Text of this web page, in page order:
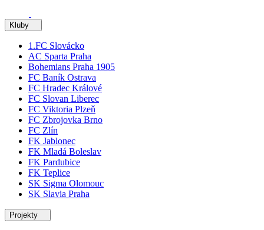
Kluby
1.FC Slovácko
AC Sparta Praha
Bohemians Praha 1905
FC Baník Ostrava
FC Hradec Králové
FC Slovan Liberec
FC Viktoria Plzeň
FC Zbrojovka Brno
FC Zlín
FK Jablonec
FK Mladá Boleslav
FK Pardubice
FK Teplice
SK Sigma Olomouc
SK Slavia Praha
Projekty